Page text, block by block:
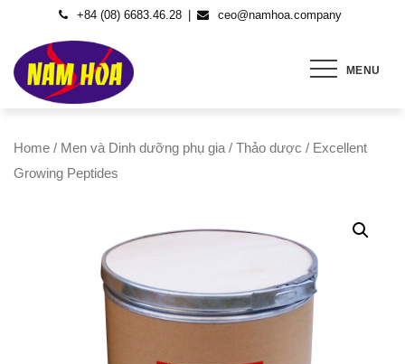
content
+84 (08) 6683.46.28 ceo@namhoa.company
MENU
Home / Men và Dinh dưỡng phụ gia / Thảo dược / Excellent
Growing Peptides